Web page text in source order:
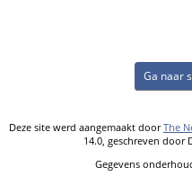
Ga naar
Deze site werd aangemaakt doorThe
14.0, geschreven door
Gegevens